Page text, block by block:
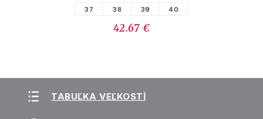
37 38 39 40
42.67 €
TABUĽKA VEĽKOSTÍ